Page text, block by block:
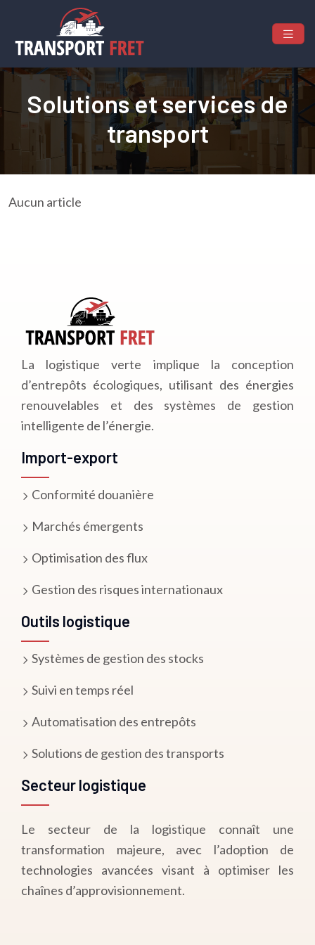
Solutions et services de
transport
Aucun article
La logistique verte implique la conception
d’entrepôts écologiques, utilisant des énergies
renouvelables et des systèmes de gestion
intelligente de l’énergie.
Import-export
Conformité douanière
Marchés émergents
Optimisation des flux
Gestion des risques internationaux
Outils logistique
Systèmes de gestion des stocks
Suivi en temps réel
Automatisation des entrepôts
Solutions de gestion des transports
Secteur logistique
Le secteur de la logistique connaît une
transformation majeure, avec l’adoption de
technologies avancées visant à optimiser les
chaînes d’approvisionnement.